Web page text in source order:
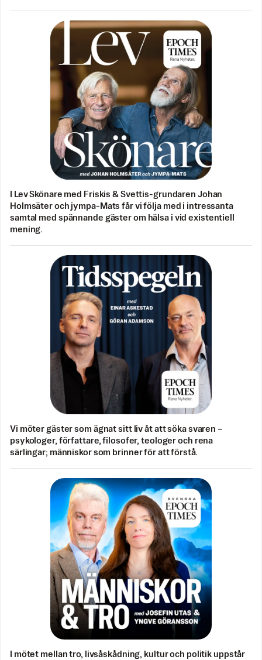
I Lev Skönare med Friskis & Svettis-grundaren Johan
Holmsäter och jympa-Mats får vi följa med i intressanta
samtal med spännande gäster om hälsa i vid existentiell
mening.
Vi möter gäster som ägnat sitt liv åt att söka svaren –
psykologer, författare, filosofer, teologer och rena
särlingar; människor som brinner för att förstå.
I mötet mellan tro, livsåskådning, kultur och politik uppstår